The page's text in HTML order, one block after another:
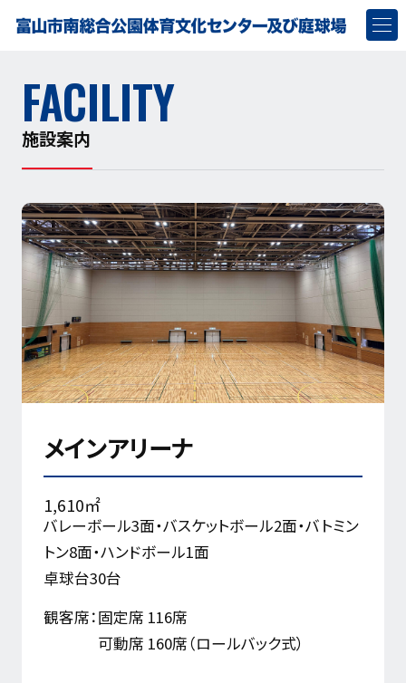
FACILITY
施設案内
メインアリーナ
1,610㎡
バレーボール3面・バスケットボール2面・バトミン
トン8面・ハンドボール1面
卓球台30台
観客席：固定席 116席
可動席 160席（ロールバック式）